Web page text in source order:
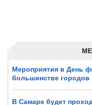
Мероприятия в День
большинстве городов
В Самаре будет